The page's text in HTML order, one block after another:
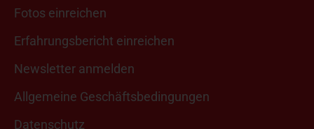
Fotos einreichen
Erfahrungsbericht einreichen
Newsletter anmelden
Allgemeine Geschäftsbedingungen
Datenschutz